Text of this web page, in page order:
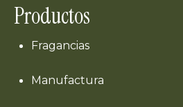
Productos
Fragancias
Manufactura